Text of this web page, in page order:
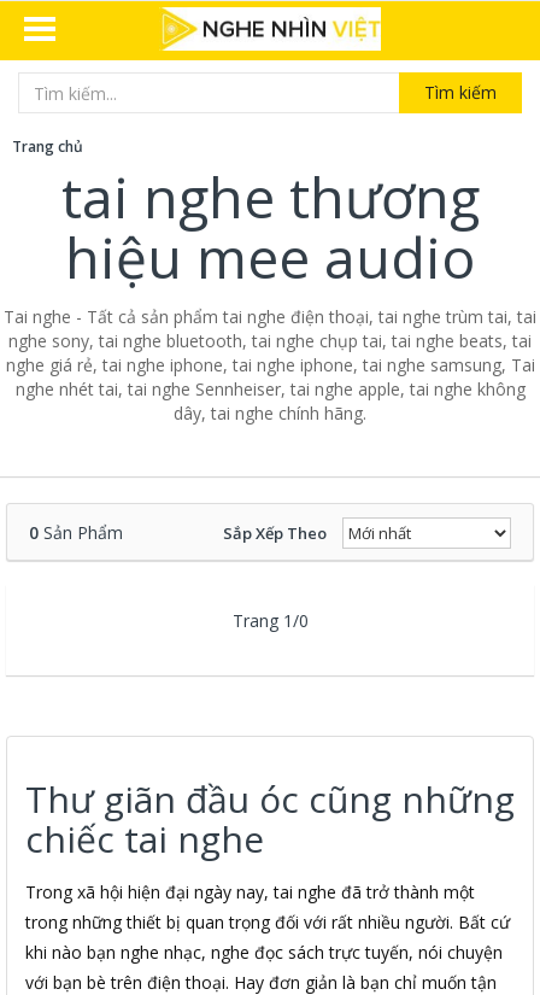
Tìm kiếm
Trang chủ
tai nghe thương
hiệu mee audio
Tai nghe - Tất cả sản phẩm tai nghe điện thoại, tai nghe trùm tai, tai
nghe sony, tai nghe bluetooth, tai nghe chụp tai, tai nghe beats, tai
nghe giá rẻ, tai nghe iphone, tai nghe iphone, tai nghe samsung, Tai
nghe nhét tai, tai nghe Sennheiser, tai nghe apple, tai nghe không
dây, tai nghe chính hãng.
0 Sản Phẩm Sắp Xếp Theo
Trang 1/0
Thư giãn đầu óc cũng những
chiếc tai nghe
Trong xã hội hiện đại ngày nay, tai nghe đã trở thành một
trong những thiết bị quan trọng đối với rất nhiều người. Bất cứ
khi nào bạn nghe nhạc, nghe đọc sách trực tuyến, nói chuyện
với bạn bè trên điện thoại. Hay đơn giản là bạn chỉ muốn tận